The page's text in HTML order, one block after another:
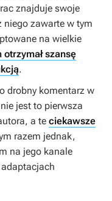
znajduje swoje
niego zawarte w tym
na wielkie
otrzymał szansę
.
drobny komentarz w
jest to pierwsza
a te ciekawsze
razem jednak,
na jego kanale
adaptacjach